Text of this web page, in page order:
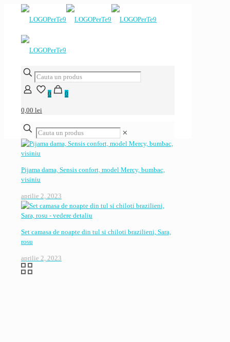
0 0
0,00 lei
✕
Pijama dama, Sensis confort, model Mercy, bumbac,
visiniu
aprilie 2, 2023
Set camasa de noapte din tul si chiloti brazilieni, Sara,
rosu
aprilie 2, 2023